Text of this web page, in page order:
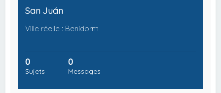
San Juán
Ville réelle : Benidorm
0
Sujets
0
Messages